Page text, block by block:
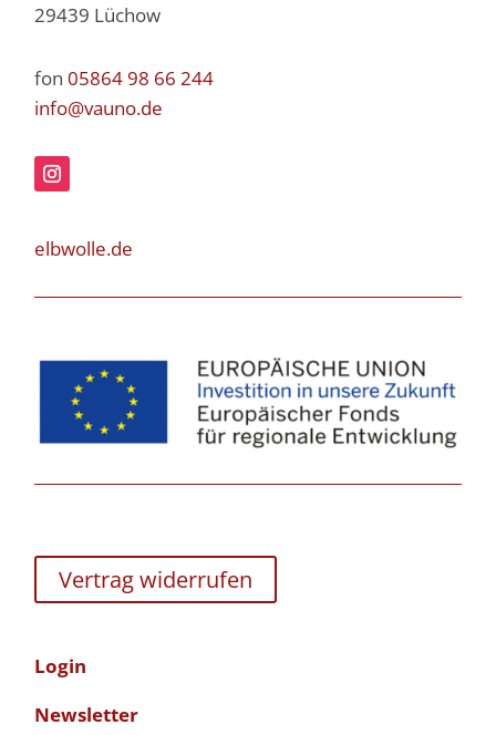
29439 Lüchow
fon05864 98 66 244
info@vauno.de
elbwolle.de
Vertrag widerrufen
Login
Newsletter